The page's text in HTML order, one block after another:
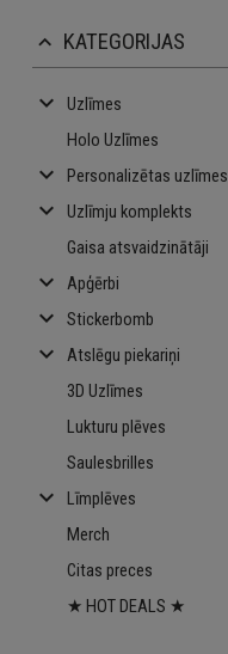
keyboard_arrow_up KATEGORIJAS
keyboard_arrow_down Uzlīmes
Holo Uzlīmes
keyboard_arrow_down Personalizētas uzlīmes
keyboard_arrow_down Uzlīmju komplekts
Gaisa atsvaidzinātāji
keyboard_arrow_down Apģērbi
keyboard_arrow_down Stickerbomb
keyboard_arrow_down Atslēgu piekariņi
3D Uzlīmes
Lukturu plēves
Saulesbrilles
keyboard_arrow_down Līmplēves
Merch
Citas preces
★ HOT DEALS ★